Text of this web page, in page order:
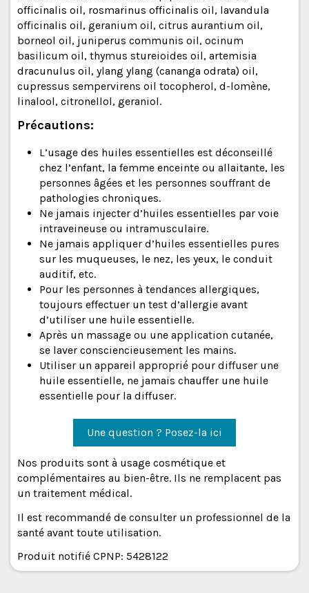
officinalis oil, rosmarinus officinalis oil, lavandula
officinalis oil, geranium oil, citrus aurantium oil,
borneol oil, juniperus communis oil, ocinum
basilicum oil, thymus stureioides oil, artemisia
dracunulus oil, ylang ylang (cananga odrata) oil,
cupressus sempervirens oil tocopherol, d-lomène,
linalool, citronellol, geraniol.
Précautions:
L’usage des huiles essentielles est déconseillé
chez l’enfant, la femme enceinte ou allaitante, les
personnes âgées et les personnes souffrant de
pathologies chroniques.
Ne jamais injecter d’huiles essentielles par voie
intraveineuse ou intramusculaire.
Ne jamais appliquer d’huiles essentielles pures
sur les muqueuses, le nez, les yeux, le conduit
auditif, etc.
Pour les personnes à tendances allergiques,
toujours effectuer un test d’allergie avant
d’utiliser une huile essentielle.
Après un massage ou une application cutanée,
se laver consciencieusement les mains.
Utiliser un appareil approprié pour diffuser une
huile essentielle, ne jamais chauffer une huile
essentielle pour la diffuser.
Une question ? Posez-la ici
Nos produits sont à usage cosmétique et
complémentaires au bien-être. Ils ne remplacent pas
un traitement médical.
Il est recommandé de consulter un professionnel de la
santé avant toute utilisation.
Produit notifié CPNP: 5428122